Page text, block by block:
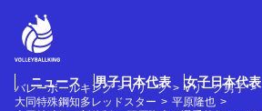
ニュース 男子日本代表 女子日本代表
バレーボールキング Vリーグ
Vリーグ男子
大同特殊鋼知多レッドスター
平原隆也